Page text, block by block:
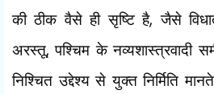
की ठीक वैसे ही सृष्टि है,जैसे
अरस्तू,पश्चिम के नव्यशास्त्रवादी
निश्चित उद्देश्य से युक्त निर्मिति